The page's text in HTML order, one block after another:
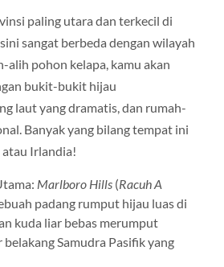
paling utara dan terkecil di
sangat berbeda dengan wilayah
alih pohon kelapa, kamu akan
bukit-bukit hijau
laut yang dramatis, dan rumah-
Banyak yang bilang tempat ini
atau Irlandia!
Marlboro Hills(Racuh A
padang rumput hijau luas di
kuda liar bebas merumput
Samudra Pasifik yang